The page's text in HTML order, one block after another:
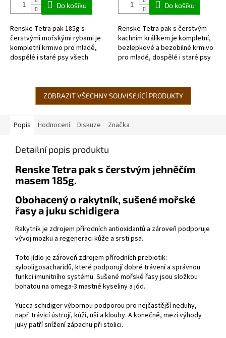
Do košíku
Renske Tetra pak 185g s
čerstvými mořskými rybami je
kompletní krmivo pro mladé,
dospělé i staré psy všech
čerstvých mořských ryb...
Do košíku
Renske Tetra pak s čerstvým
kachním králíkem je kompletní,
bezlepkové a bezobilné krmivo
pro mladé, dospělé i staré psy
ZOBRAZIT VŠECHNY SOUVISEJÍCÍ PRODUKTY
Popis Hodnocení Diskuze Značka
Detailní popis produktu
Renske Tetra pak s čerstvým jehněčím
masem 185g.
Obohacený o rakytník, sušené mořské
řasy a juku schidigera
Rakytník je zdrojem přírodních antioxidantů a zároveň podporuje
vývoj mozku a regeneraci kůže a srsti psa.
Toto jídlo je zároveň zdrojem přírodních prebiotik:
xylooligosacharidů, které podporují dobré trávení a správnou
funkci imunitního systému. Sušené mořské řasy jsou složkou
bohatou na omega-3 mastné kyseliny a jód.
Yucca schidiger výbornou podporou pro nejčastější neduhy,
např. trávicí ústrojí, kůži, uši a klouby. A konečně, mezi výhody
juky patří snížení zápachu při stolici.